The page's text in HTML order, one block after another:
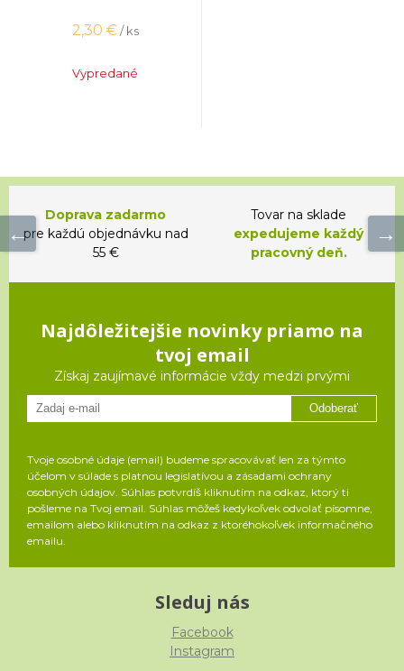
2,30 € / ks
Vypredané
Doprava zadarmo
pre každú objednávku nad
55 €
Tovar na sklade
expedujeme každý
pracovný deň.
Najdôležitejšie novinky priamo na
tvoj email
Získaj zaujímavé informácie vždy medzi prvými
Odoberať
Tvoje osobné údaje (email) budeme spracovávať len za týmto
účelom v súlade s platnou legislatívou a zásadami ochrany
osobných údajov. Súhlas potvrdíš kliknutím na odkaz, ktorý ti
pošleme na Tvoj email. Súhlas môžeš kedykoľvek odvolať písomne,
emailom alebo kliknutím na odkaz z ktoréhokoľvek informačného
emailu.
Sleduj nás
Facebook
Instagram